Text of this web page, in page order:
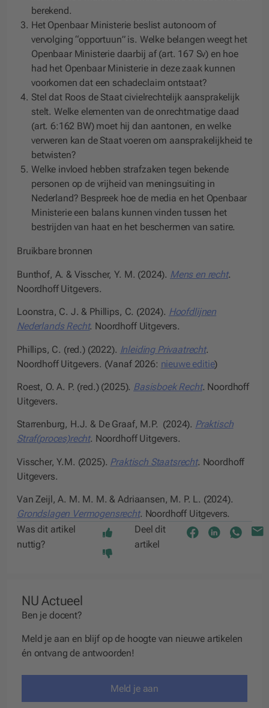
berekend.
Het Openbaar Ministerie beslist autonoom of
vervolging “opportuun” is. Welke belangen weegt het
Openbaar Ministerie daarbij af (art. 167 Sv) en hoe
had het Openbaar Ministerie in deze zaak kunnen
voorkomen dat een schadeclaim ontstaat?
Stel dat Roos de Staat civielrechtelijk aansprakelijk
stelt. Welke elementen van de onrechtmatige daad
(art. 6:162 BW) moet hij dan aantonen, en welke
verweren kan de Staat voeren om aansprakelijkheid te
betwisten?
Welke invloed hebben strafzaken tegen bekende
personen op de vrijheid van meningsuiting in
Nederland? Bespreek hoe de media en het Openbaar
Ministerie een balans kunnen vinden tussen het
bestrijden van haat en het beschermen van satire.
Bruikbare bronnen
Bunthof, A. & Visscher, Y. M. (2024). Mens en recht.
Noordhoff Uitgevers.
Loonstra, C. J. & Phillips, C. (2024). Hoofdlijnen
Nederlands Recht. Noordhoff Uitgevers.
Phillips, C. (red.) (2022). Inleiding Privaatrecht.
Noordhoff Uitgevers. (Vanaf 2026: nieuwe editie)
Roest, O. A. P. (red.) (2025). Basisboek Recht. Noordhoff
Uitgevers.
Starrenburg, H.J. & De Graaf, M.P. (2024). Praktisch
Straf(proces)recht. Noordhoff Uitgevers.
Visscher, Y.M. (2025). Praktisch Staatsrecht. Noordhoff
Uitgevers.
Van Zeijl, A. M. M. M. & Adriaansen, M. P. L. (2024).
Grondslagen Vermogensrecht. Noordhoff Uitgevers.
Was dit artikel
nuttig?
Deel dit
artikel
NU Actueel
Ben je docent?
Meld je aan en blijf op de hoogte van nieuwe artikelen
én ontvang de antwoorden!
Meld je aan